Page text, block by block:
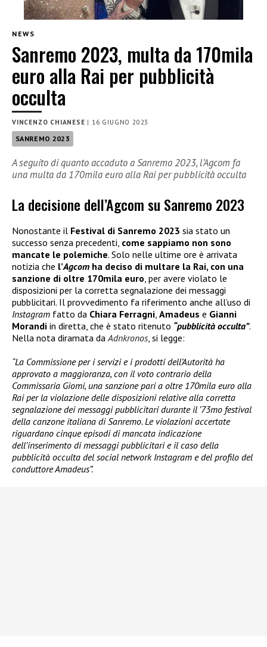
NEWS
Sanremo 2023, multa da 170mila
euro alla Rai per pubblicità
occulta
VINCENZO CHIANESE | 16 GIUGNO 2023
SANREMO 2023
A seguito di quanto accaduto a Sanremo 2023, l’Agcom fa
una multa da 170mila euro alla Rai per pubblicità occulta
La decisione dell’Agcom su Sanremo 2023
Nonostante il Festival di Sanremo 2023 sia stato un
successo senza precedenti, come sappiamo non sono
mancate le polemiche. Solo nelle ultime ore è arrivata
notizia che l’Agcom ha deciso di multare la Rai, con una
sanzione di oltre 170mila euro, per avere violato le
disposizioni per la corretta segnalazione dei messaggi
pubblicitari. Il provvedimento fa riferimento anche all’uso di
Instagram fatto da Chiara Ferragni, Amadeus e Gianni
Morandi in diretta, che è stato ritenuto “pubblicità occulta”.
Nella nota diramata daAdnkronos, si legge:
“La Commissione per i servizi e i prodotti dell’Autorità ha
approvato a maggioranza, con il voto contrario della
Commissaria Giomi, una sanzione pari a oltre 170mila euro alla
Rai per la violazione delle disposizioni relative alla corretta
segnalazione dei messaggi pubblicitari durante il ’73mo festival
della canzone italiana di Sanremo. Le violazioni accertate
riguardano cinque episodi di mancata indicazione
dell’inserimento di messaggi pubblicitari e il caso della
pubblicità occulta del social network Instagram e del profilo del
conduttore Amadeus”.